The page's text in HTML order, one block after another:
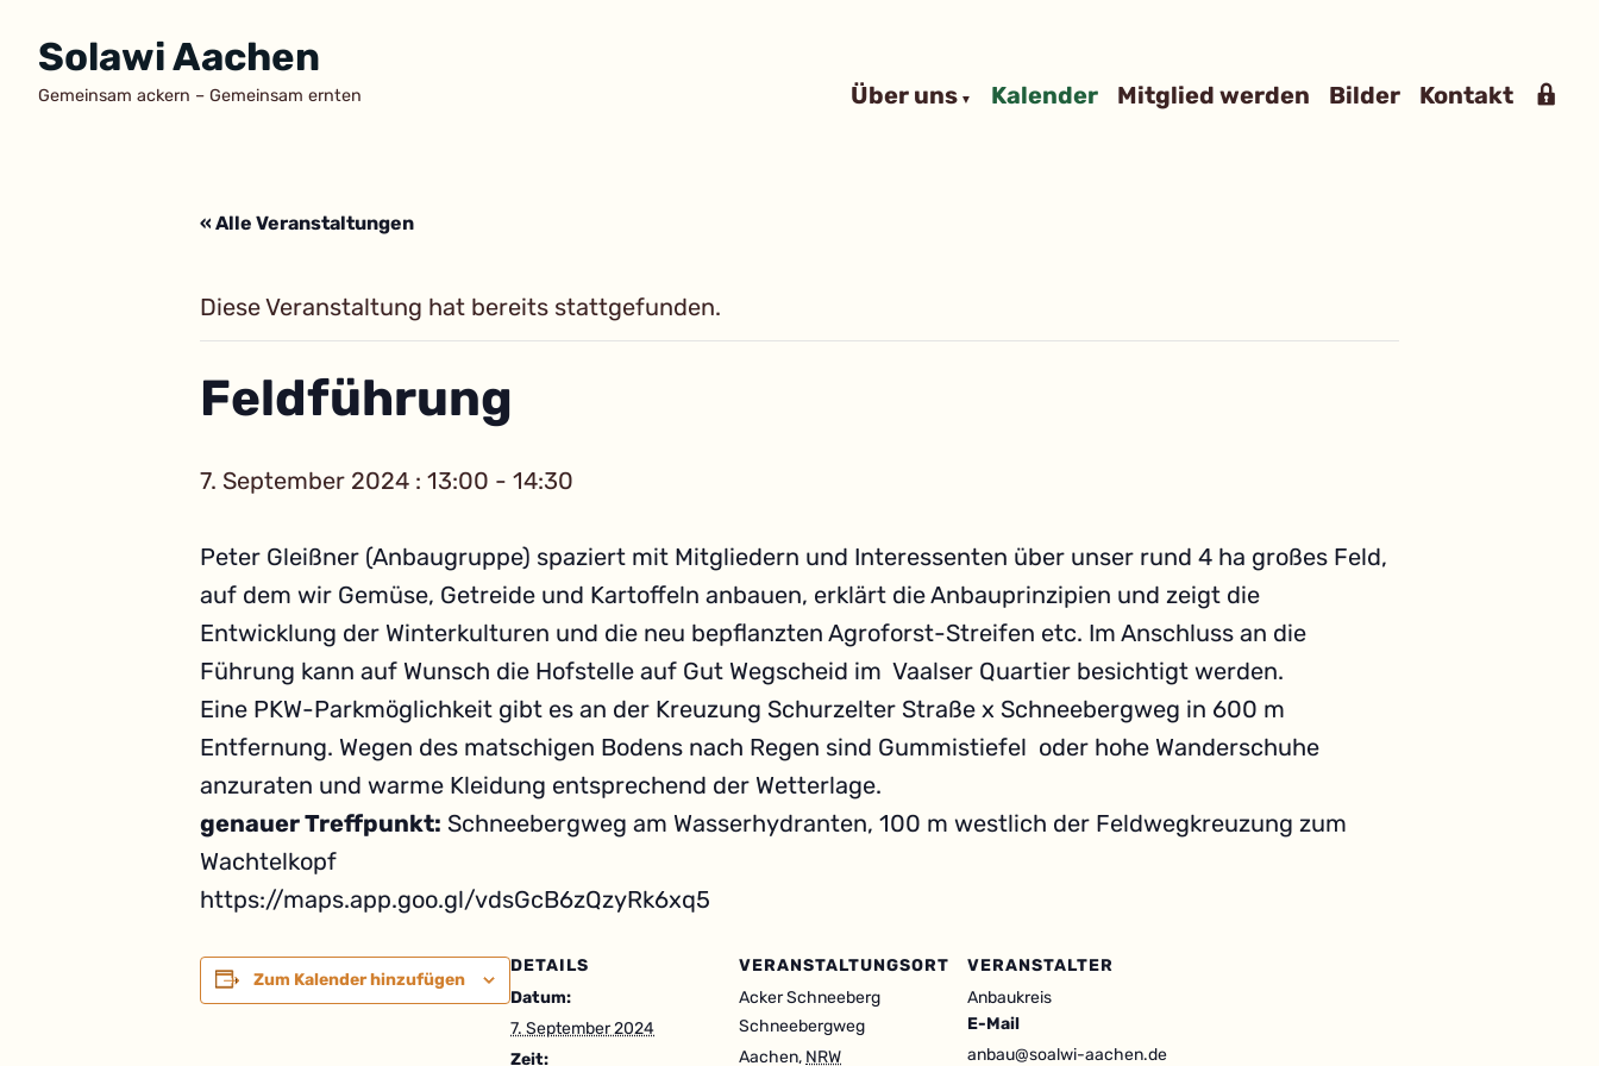
Inhalt
springen
Solawi Aachen
Gemeinsam ackern – Gemeinsam ernten Über uns Kalender Mitglied werden Bilder Kontakt
« Alle Veranstaltungen
Diese Veranstaltung hat bereits stattgefunden.
Feldführung
7. September 2024 : 13:00 - 14:30
Peter Gleißner (Anbaugruppe) spaziert mit Mitgliedern und Interessenten über unser rund 4 ha großes Feld,
auf dem wir Gemüse, Getreide und Kartoffeln anbauen, erklärt die Anbauprinzipien und zeigt die
Entwicklung der Winterkulturen und die neu bepflanzten Agroforst-Streifen etc. Im Anschluss an die
Führung kann auf Wunsch die Hofstelle auf Gut Wegscheid im Vaalser Quartier besichtigt werden.
Eine PKW-Parkmöglichkeit gibt es an der Kreuzung Schurzelter Straße x Schneebergweg in 600 m
Entfernung. Wegen des matschigen Bodens nach Regen sind Gummistiefel oder hohe Wanderschuhe
anzuraten und warme Kleidung entsprechend der Wetterlage.
genauer Treffpunkt: Schneebergweg am Wasserhydranten, 100 m westlich der Feldwegkreuzung zum
Wachtelkopf
https://maps.app.goo.gl/vdsGcB6zQzyRk6xq5
Zum Kalender hinzufügen
DETAILS
Datum:
7. September 2024
Zeit:
VERANSTALTUNGSORT
Acker Schneeberg
Schneebergweg
Aachen, NRW
VERANSTALTER
Anbaukreis
E-Mail
anbau@soalwi-aachen.de